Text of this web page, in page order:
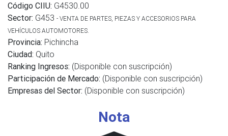
Código CIIU: G4530.00
Sector: G453 - VENTA DE PARTES, PIEZAS Y ACCESORIOS PARA
VEHÍCULOS AUTOMOTORES.
Provincia: Pichincha
Ciudad: Quito
Ranking Ingresos: (Disponible con suscripción)
Participación de Mercado: (Disponible con suscripción)
Empresas del Sector: (Disponible con suscripción)
Nota